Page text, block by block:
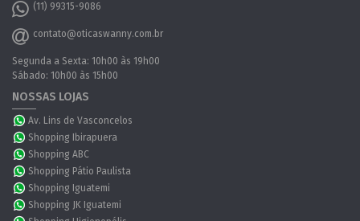
(11) 99315-9086
contato@oticaswanny.com.br
Segunda a Sexta: 10h00 às 19h00
Sábado: 10h00 às 15h00
NOSSAS LOJAS
Av. Lins de Vasconcelos
Shopping Ibirapuera
Shopping ABC
Shopping Pátio Paulista
Shopping Iguatemi
Shopping JK Iguatemi